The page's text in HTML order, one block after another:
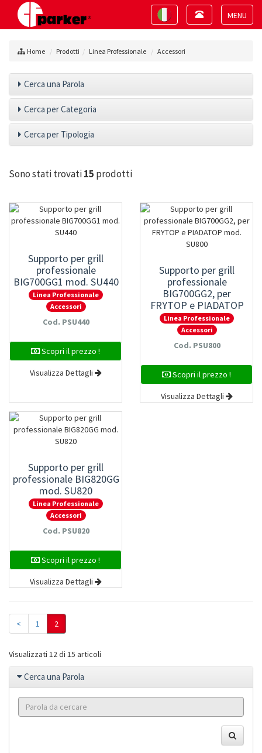
Toggle
Toggle
navigation
Toggle
navigation
Home Prodotti Linea Professionale Accessori
Cerca una Parola
Cerca per Categoria
Cerca per Tipologia
Sono stati trovati15 prodotti
Supporto per grill
professionale
BIG700GG1 mod. SU440
Linea Professionale
Accessori
Cod. PSU440
Scopri il prezzo !
Visualizza Dettagli
Supporto per grill
professionale
BIG700GG2, per
FRYTOP e PIADATOP
mod. SU800
Linea Professionale
Accessori
Cod. PSU800
Scopri il prezzo !
Visualizza Dettagli
Supporto per grill
professionale BIG820GG
mod. SU820
Linea Professionale
Accessori
Cod. PSU820
Scopri il prezzo !
Visualizza Dettagli
< 1 2
Visualizzati 12 di 15 articoli
Cerca una Parola